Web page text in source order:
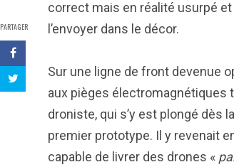
PARTAGER
correct mais en réalité usurpé et
l’envoyer dans le décor.
Sur une ligne de front devenue
aux pièges électromagnétiques
droniste, qui s’y est plongé dès
premier prototype. Il y revenait
capable de livrer des drones «